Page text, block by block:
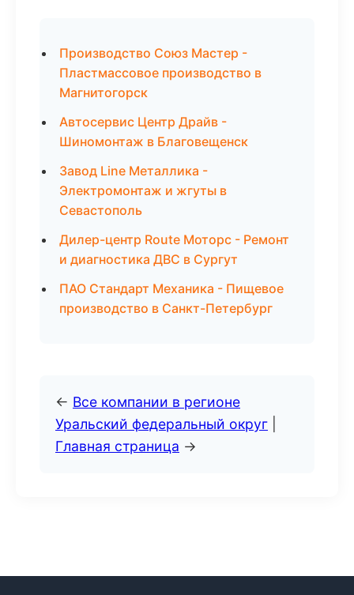
Производство Союз Мастер -
Пластмассовое производство в
Магнитогорск
Автосервис Центр Драйв -
Шиномонтаж в Благовещенск
Завод Line Металлика -
Электромонтаж и жгуты в
Севастополь
Дилер-центр Route Моторс - Ремонт
и диагностика ДВС в Сургут
ПАО Стандарт Механика - Пищевое
производство в Санкт-Петербург
← Все компании в регионе
Уральский федеральный округ
Главная страница →